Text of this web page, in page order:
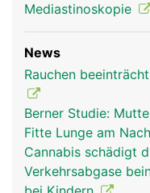
Mediastinoskopie
News
Rauchen
Berner Studie:
Fitte Lunge am
Cannabis schädigt
Verkehrsabgase